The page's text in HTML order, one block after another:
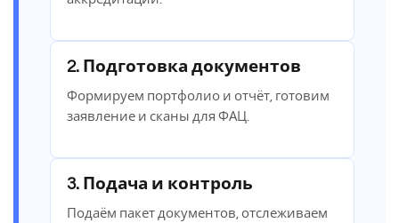
2. Подготовка документов
Формируем портфолио и отчёт, готовим
заявление и сканы для ФАЦ.
3. Подача и контроль
Подаём пакет документов, отслеживаем